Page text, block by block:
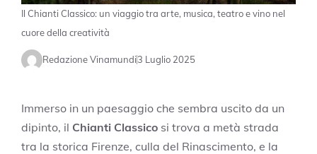
Il Chianti Classico: un viaggio tra arte, musica, teatro e vino nel
cuore della creatività
Redazione Vinamundi3 Luglio 2025
Immerso in un paesaggio che sembra uscito da un
dipinto, il Chianti Classico si trova a metà strada
tra la storica Firenze, culla del Rinascimento, e la